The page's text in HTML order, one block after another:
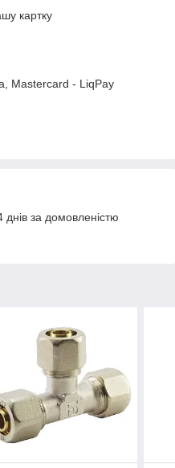
картку
Mastercard - LiqPay
за домовленістю